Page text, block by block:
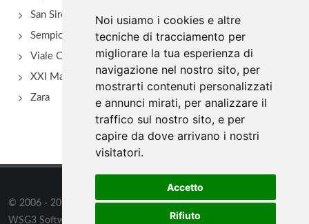
Noi usiamo i cookies e altre
tecniche di tracciamento per
migliorare la tua esperienza di
navigazione nel nostro sito, per
mostrarti contenuti personalizzati
e annunci mirati, per analizzare il
traffico sul nostro sito, e per
capire da dove arrivano i nostri
visitatori.
Accetto
Rifiuto
San Siro - Via Novara
Sempione
Viale Certosa
XXI Marzo
Zara
© 2006 - 2026 WSG3 STUDIOtutti i diritti riservati. Powered by
WSG3 Software